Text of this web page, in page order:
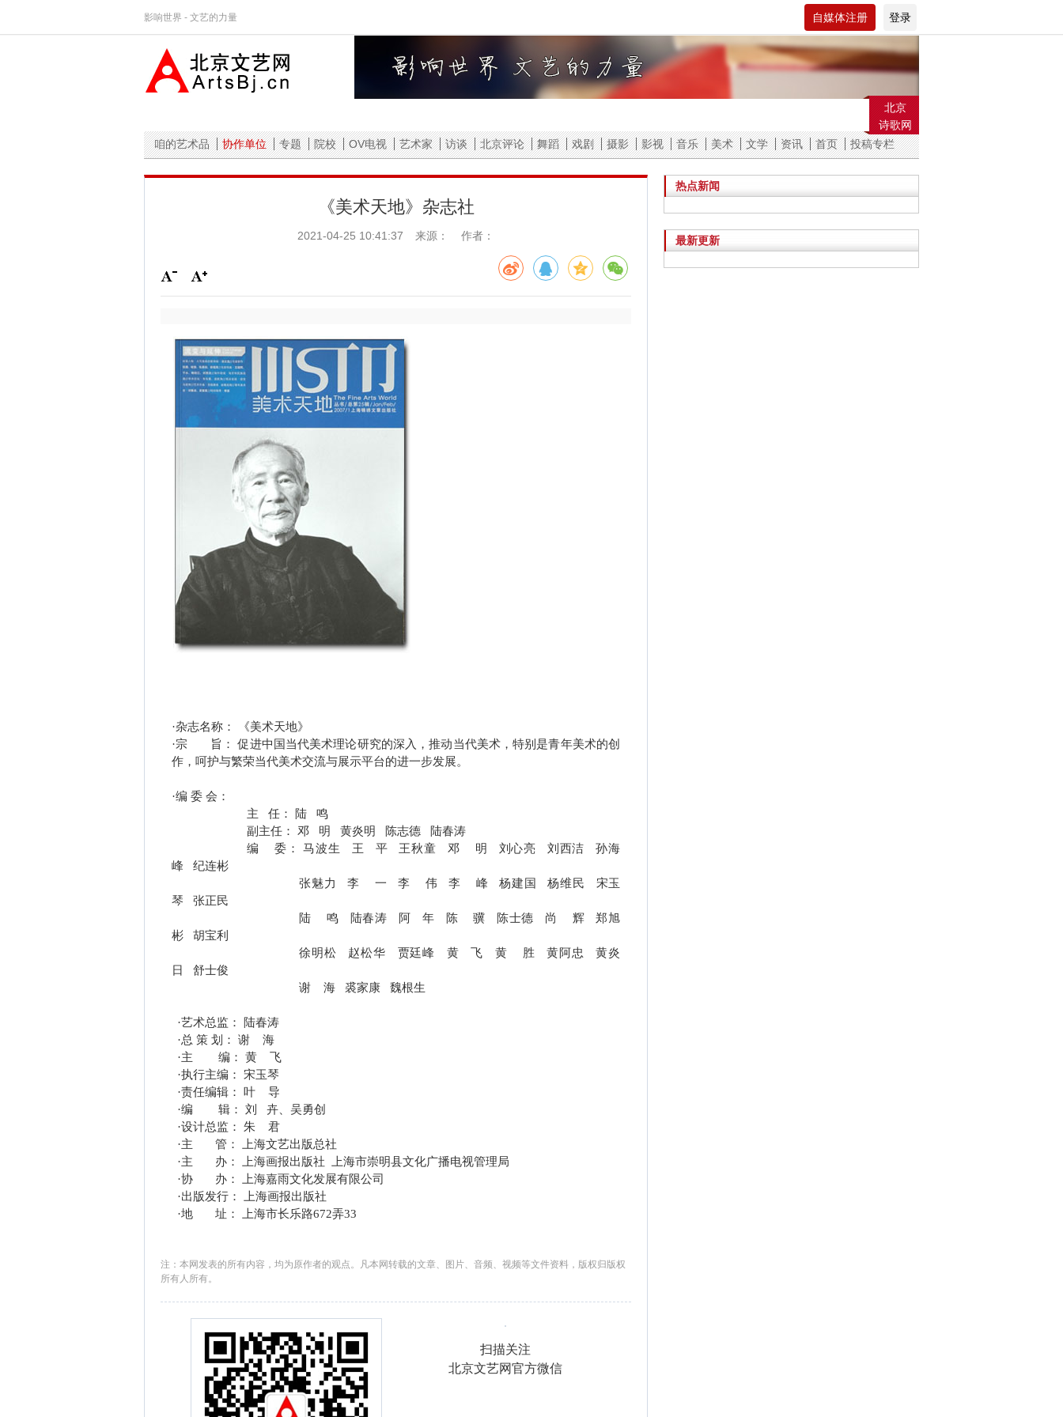
影响世界 - 文艺的力量 自媒体注册 登录
北京
诗歌网
咱的艺术品
协作单位 专题 院校 OV电视 艺术家 访谈 北京评论 舞蹈 戏剧 摄影 影视 音乐 美术 文学 资讯 首页 投稿专栏
《美术天地》杂志社
2021-04-25 10:41:37 来源： 作者：
·杂志名称：
《美术天地》
·宗 旨：
促进中国当代美术理论研究的深入，推动当代美术，特别是青年美术的创
作，呵护与繁荣当代美术交流与展示平台的进一步发展。
·编 委 会：
主
任： 陆
鸣
副主任：邓 明 黄炎明 陈志德
陆春涛
编
委：马波生 王 平 王秋童 邓 明 刘心亮 刘西洁
孙海
峰
纪连彬
张魅力
李 一 李 伟 李 峰 杨建国 杨维民
宋玉
琴
张正民
陆
鸣 陆春涛 阿 年 陈 骥 陈士德 尚 辉
郑旭
彬
胡宝利
徐明松
赵松华 贾廷峰 黄 飞 黄 胜 黄阿忠
黄炎
日
舒士俊
谢
海 裘家康 魏根生
·艺术总监：
陆春涛
·总 策 划： 谢
海
·主 编： 黄
飞
·执行主编：
宋玉琴
·责任编辑： 叶
导
·编 辑： 刘
卉、吴勇创
·设计总监： 朱
君
·主 管：
上海文艺出版总社
·主 办： 上海画报出版社
上海市崇明县文化广播电视管理局
·协 办：
上海嘉雨文化发展有限公司
·出版发行：
上海画报出版社
·地 址： 上海市长乐路672弄33
注：本网发表的所有内容，均为原作者的观点。凡本网转载的文章、图片、音频、视频等文件资料，版权归版权
所有人所有。
扫描关注
北京文艺网官方微信
热点新闻
最新更新